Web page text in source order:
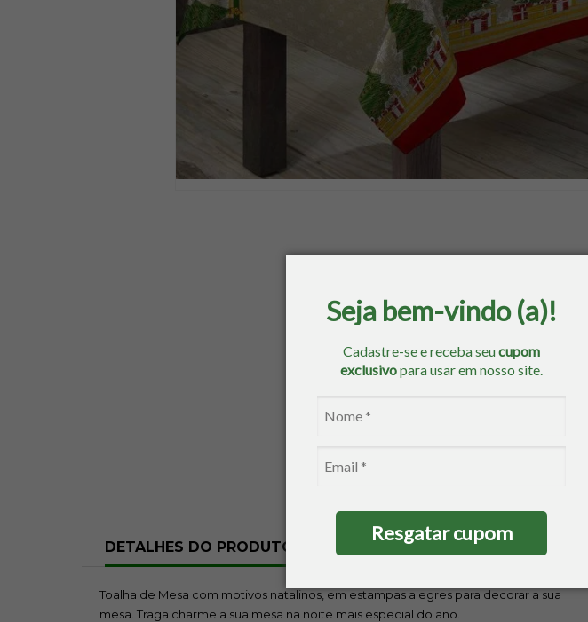
Seja bem-vindo (a)!
Cadastre-se e receba seucupom
exclusivopara usar em nosso site.
Resgatar cupom
DETALHES DO PRODUTO CARACTERÍSTICAS DO PRODUTO
Toalha de Mesa com motivos natalinos, em estampas alegres para decorar a sua
mesa. Traga charme a sua mesa na noite mais especial do ano.